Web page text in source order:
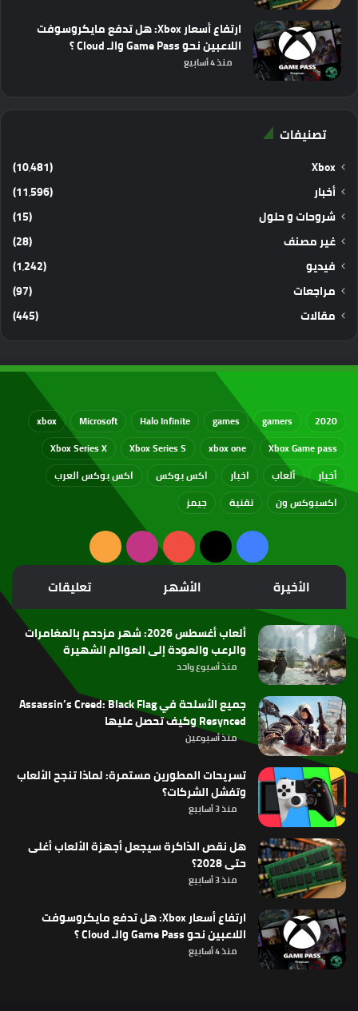
ارتفاع أسعار Xbox: هل تدفع مايكروسوفت
اللاعبين نحو Game Pass والـ Cloud ؟
منذ 4 أسابيع
تصنيفات
Xbox
(10٬481)
أخبار
(11٬596)
شروحات و حلول
(15)
غير مصنف
(28)
فيديو
(1٬242)
مراجعات
(97)
مقالات
(445)
2020
gamers
games
Halo Infinite
Microsoft
xbox
Xbox Game pass
xbox one
Xbox Series S
Xbox Series X
أخبار
ألعاب اخبار اكس بوكس
اكس بوكس العرب
اكسبوكس ون
تقنية جيمز
فيسبوك
‫X
‫YouTubeانستقرامملخص
الموقع
RSS
الأخيرة الأشهر تعليقات
ألعاب أغسطس 2026: شهر مزدحم بالمغامرات
والرعب والعودة إلى العوالم الشهيرة
منذ أسبوع واحد
جميع الأسلحة في Assassin’s Creed: Black Flag
Resynced وكيف تحصل عليها
منذ أسبوعين
تسريحات المطورين مستمرة: لماذا تنجح الألعاب
وتفشل الشركات؟
منذ 3 أسابيع
هل نقص الذاكرة سيجعل أجهزة الألعاب أغلى
حتى 2028؟
منذ 3 أسابيع
ارتفاع أسعار Xbox: هل تدفع مايكروسوفت
اللاعبين نحو Game Pass والـ Cloud ؟
منذ 4 أسابيع